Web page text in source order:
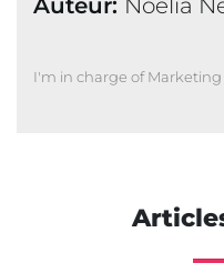
Auteur: Noelia
I'm in charge of